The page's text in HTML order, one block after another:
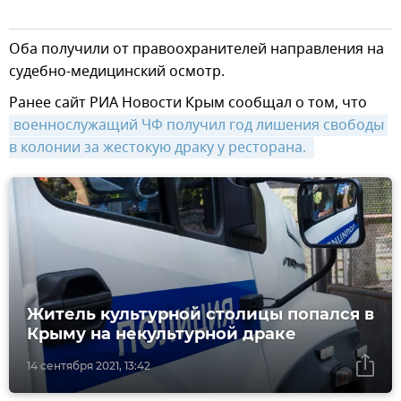
Оба получили от правоохранителей направления на
судебно-медицинский осмотр.
Ранее сайт РИА Новости Крым сообщал о том, что
военнослужащий ЧФ получил год лишения свободы
в колонии за жестокую драку у ресторана.
14 сентября 2021, 13:42
Житель культурной столицы попался в
Крыму на некультурной драке